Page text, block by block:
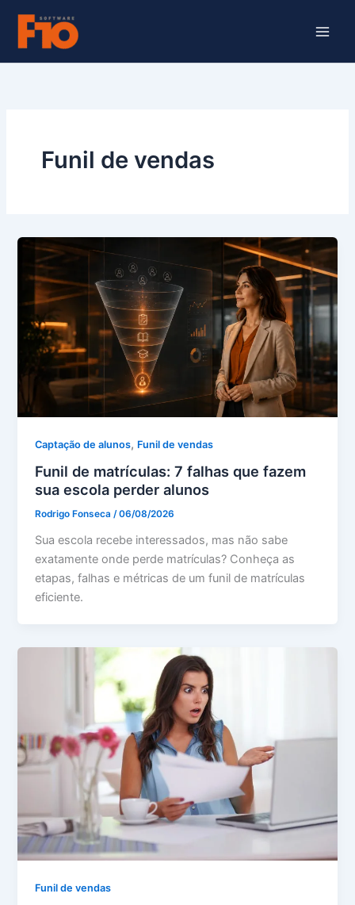
conteúdo
Funil de vendas
Captação de alunos, Funil de vendas
Funil de matrículas: 7 falhas que fazem
sua escola perder alunos
Rodrigo Fonseca/06/08/2026
Sua escola recebe interessados, mas não sabe
exatamente onde perde matrículas? Conheça as
etapas, falhas e métricas de um funil de matrículas
eficiente.
Funil de vendas